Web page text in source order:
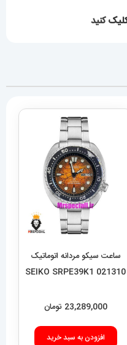
کنید
ساعت سیکو مردانه اتوماتیک
021310 SEIKO SRPE39K1
23,289,000 تومان
افزودن به سبد خرید